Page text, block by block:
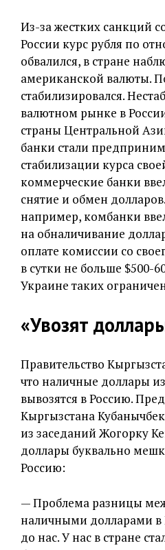
Из-за жестких санкций
России курс рубля по
обвалился, в стране
американской валюты.
стабилизировался.
валютном рынке в
страны Центральной
банки стали
стабилизации курса
коммерческие банки
снятие и обмен
например, комбанки
на обналичивание
оплате комиссии со
в сутки не больше $500-
Украине таких
«Увозят
Правительство
что наличные доллары
вывозятся в Россию.
Кыргызстана Кубанычбек
из заседаний Жогорку
доллары буквально
Россию:
— Проблема разницы
наличными долларами в
до нас. У нас в стране